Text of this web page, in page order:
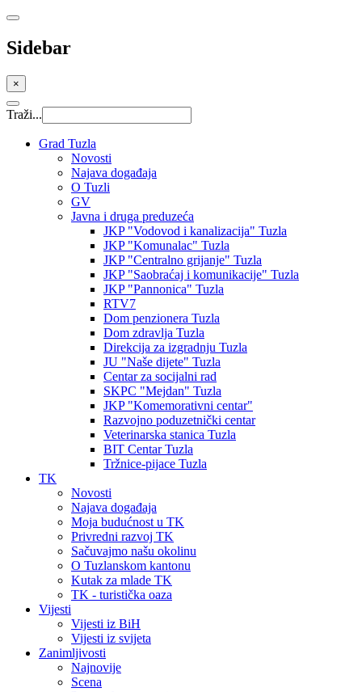
Sidebar
×
Traži...
Grad Tuzla
Novosti
Najava događaja
O Tuzli
GV
Javna i druga preduzeća
JKP "Vodovod i kanalizacija" Tuzla
JKP "Komunalac" Tuzla
JKP "Centralno grijanje" Tuzla
JKP "Saobraćaj i komunikacije" Tuzla
JKP "Pannonica" Tuzla
RTV7
Dom penzionera Tuzla
Dom zdravlja Tuzla
Direkcija za izgradnju Tuzla
JU "Naše dijete" Tuzla
Centar za socijalni rad
SKPC "Mejdan" Tuzla
JKP "Komemorativni centar"
Razvojno poduzetnički centar
Veterinarska stanica Tuzla
BIT Centar Tuzla
Tržnice-pijace Tuzla
TK
Novosti
Najava događaja
Moja budućnost u TK
Privredni razvoj TK
Sačuvajmo našu okolinu
O Tuzlanskom kantonu
Kutak za mlade TK
TK - turistička oaza
Vijesti
Vijesti iz BiH
Vijesti iz svijeta
Zanimljivosti
Najnovije
Scena